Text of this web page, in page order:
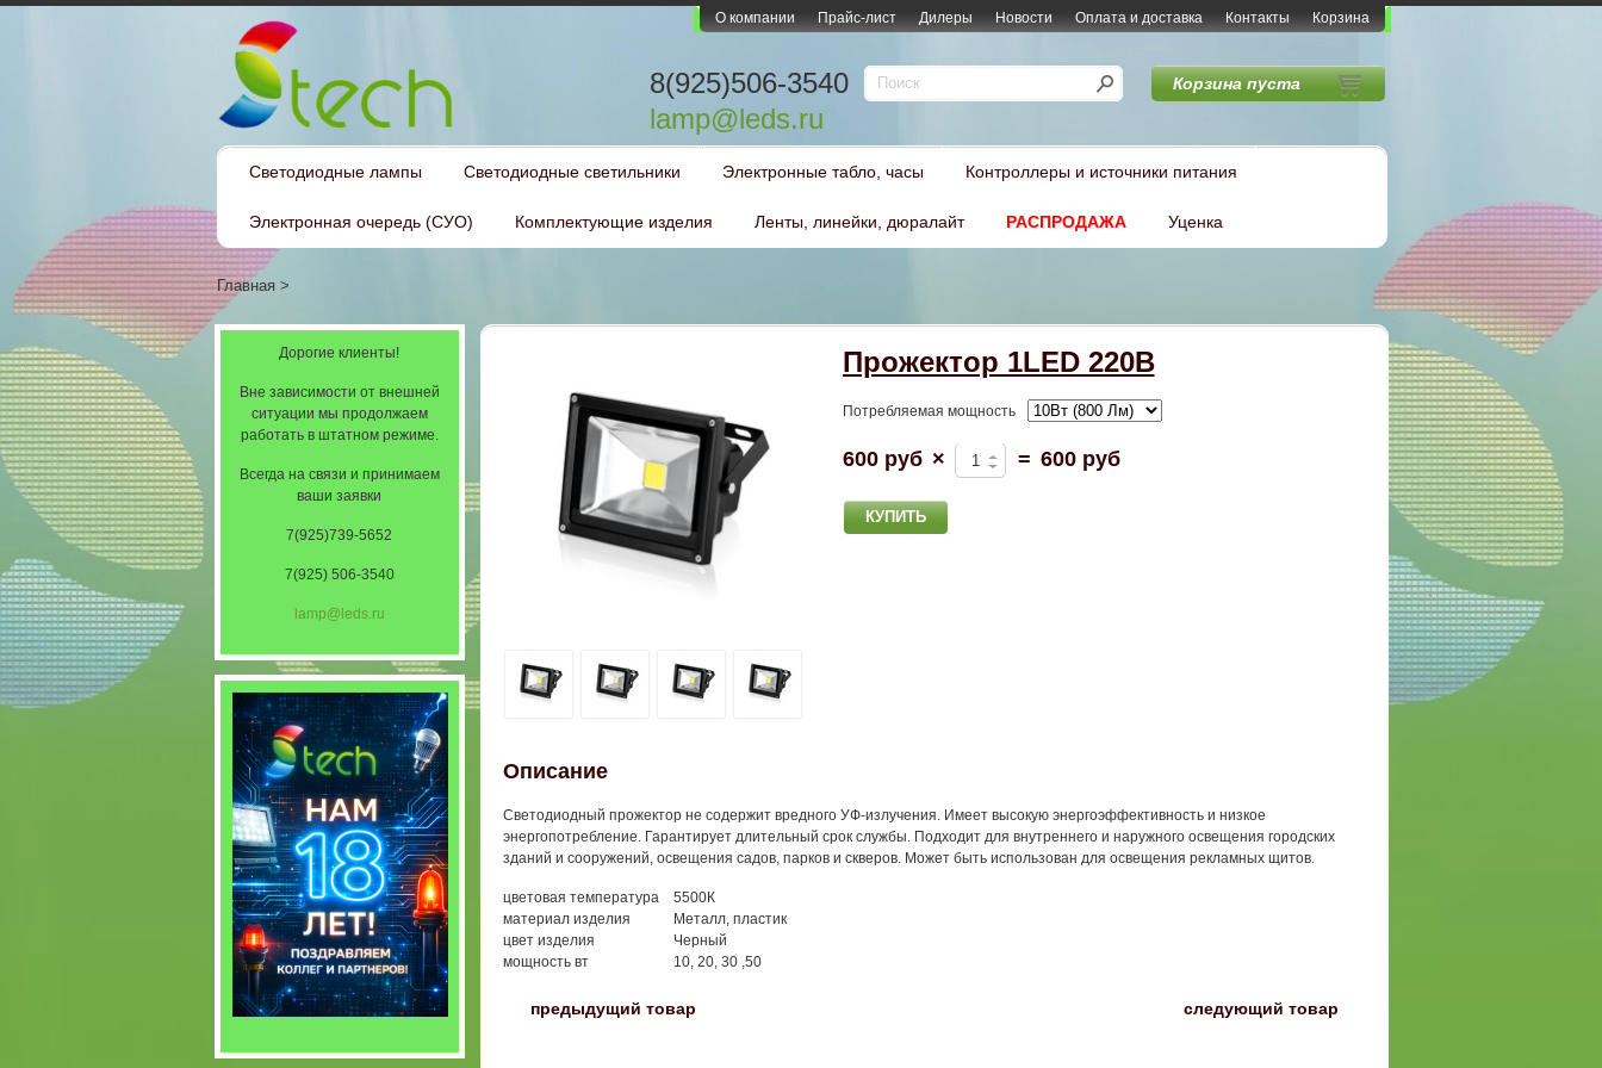
О компании Прайс-лист Дилеры Новости Оплата и доставка Контакты Корзина
8(925)506-3540
lamp@leds.ru
Корзина пуста
Светодиодные лампы Светодиодные светильники Электронные табло, часы Контроллеры и источники питания
Электронная очередь (СУО) Комплектующие изделия Ленты, линейки, дюралайт РАСПРОДАЖА Уценка
Главная >
Прожектор 1LED 220В
Потребляемая мощность
600 руб × = 600 руб
Описание
Светодиодный прожектор не содержит вредного УФ-излучения. Имеет высокую энергоэффективность и низкое
энергопотребление. Гарантирует длительный срок службы. Подходит для внутреннего и наружного освещения городских
зданий и сооружений, освещения садов, парков и скверов. Может быть использован для освещения рекламных щитов.
цветовая температура 5500К
материал изделия
Металл, пластик
цвет изделия
Черный
мощность вт
10, 20, 30 ,50
предыдущий товар следующий товар
Дорогие клиенты!
Вне зависимости от внешней
ситуации мы продолжаем
работать в штатном режиме.
Всегда на связи и принимаем
ваши заявки
7(925)739-5652
7(925) 506-3540
lamp@leds.ru